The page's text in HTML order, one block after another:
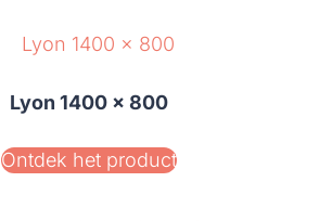
Lyon 1400 x 800
Ontdek het product